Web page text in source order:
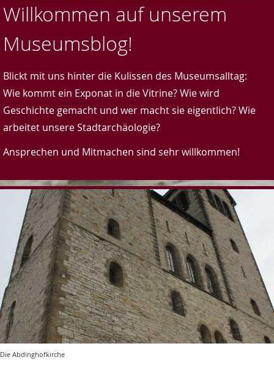
Willkommen auf unserem
Museumsblog!
Blickt mit uns hinter die Kulissen des Museumsalltag:
Wie kommt ein Exponat in die Vitrine? Wie wird
Geschichte gemacht und wer macht sie eigentlich? Wie
arbeitet unsere Stadtarchäologie?
Ansprechen und Mitmachen sind sehr willkommen!
Die Abdinghofkirche